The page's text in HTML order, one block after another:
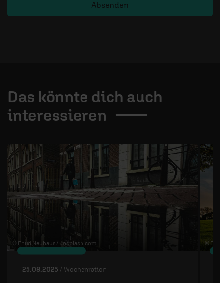
Absenden
Das könnte dich auch
interessieren
© Ehud Neuhaus / unsplash.com
25.08.2025 / Wochenration
©